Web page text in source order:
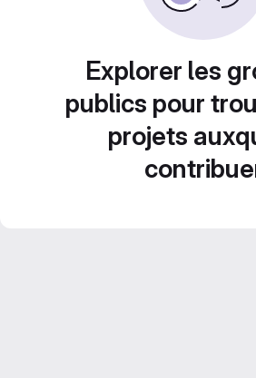
Explorer les
publics pour
projets